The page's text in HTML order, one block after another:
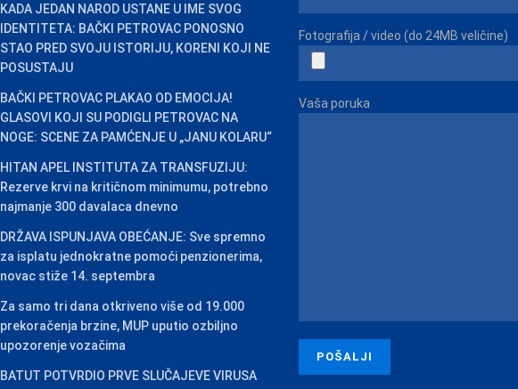
KADA JEDAN NAROD USTANE U IME SVOG
IDENTITETA: BAČKI PETROVAC PONOSNO
STAO PRED SVOJU ISTORIJU, KORENI KOJI NE
POSUSTAJU
BAČKI PETROVAC PLAKAO OD EMOCIJA!
GLASOVI KOJI SU PODIGLI PETROVAC NA
NOGE: SCENE ZA PAMĆENJE U „JANU KOLARU“
HITAN APEL INSTITUTA ZA TRANSFUZIJU:
Rezerve krvi na kritičnom minimumu, potrebno
najmanje 300 davalaca dnevno
DRŽAVA ISPUNJAVA OBEĆANJE: Sve spremno
za isplatu jednokratne pomoći penzionerima,
novac stiže 14. septembra
Za samo tri dana otkriveno više od 19.000
prekoračenja brzine, MUP uputio ozbiljno
upozorenje vozačima
BATUT POTVRDIO PRVE SLUČAJEVE VIRUSA
Fotografija / video (do 24MB veličine)
Vaša poruka